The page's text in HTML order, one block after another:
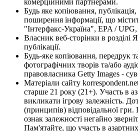
Будь яке копіювання,
поширення інформації, що
"Інтерфакс-Україна", EPA / UPG,
Власник веб-сторінки в розділі
публікації.
Будь-яке копіювання, передрук
фотографічних творів та/або
правовласника Getty Images -
Матеріали сайту
старше 21 року (21+). Участь в
викликати ігрову залежність.
(принципів) відповідальної
ознак залежності негайно
Пам'ятайте, що участь в